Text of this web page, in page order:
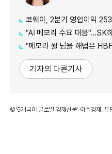
코웨이, 2분기 영업이익
"AI 메모리 수요 대응"…SK하이
"메모리 월 넘을 해법은 HBF"…
기자의 다른기사
©'5개국어 글로벌 경제신문' 아주경제. 무